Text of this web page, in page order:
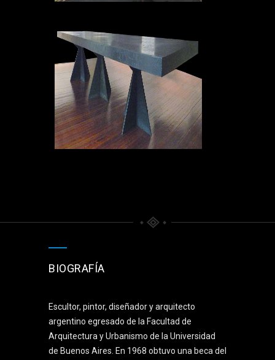
BIOGRAFÍA
Escultor, pintor, diseñador y arquitecto
argentino egresado de la Facultad de
Arquitectura y Urbanismo de la Universidad
de Buenos Aires. En 1968 obtuvo una beca del